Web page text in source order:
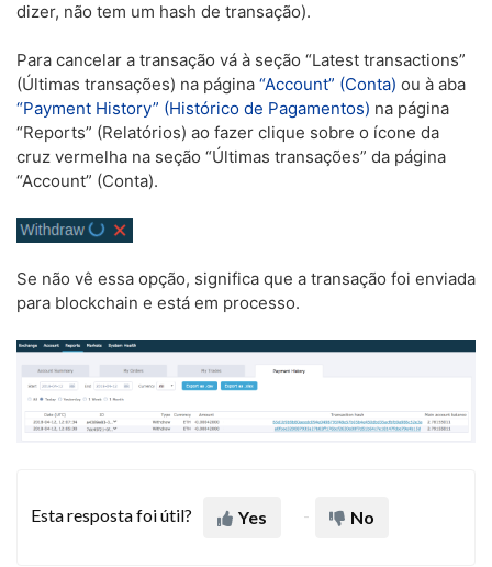
dizer, não tem um hash de transação).
Para cancelar a transação vá à seção “Latest transactions”
(Últimas transações) na página “Account” (Conta) ou à aba
“Payment History” (Histórico de Pagamentos) na página
“Reports” (Relatórios) ao fazer clique sobre o ícone da
cruz vermelha na seção “Últimas transações” da página
“Account” (Conta).
Se não vê essa opção, significa que a transação foi enviada
para blockchain e está em processo.
Esta resposta foi útil? Yes No